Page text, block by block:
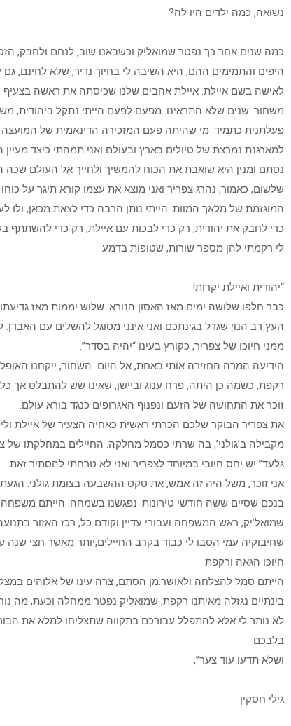
נשואה, כמה ילדים היו לה?
כמה שנים אחר כך נפטר שמואליק וכשבאנו שוב, לנחם ולחבק,
היפים והתמימים ההם, היא השיבה לי בחיוך נדיר, שלא לחינם, גם
לאישה בשם איילת. איילת אהבים שלנו שכיסתה את ראשה בצעיף
משחור. שנים שלא התראינו. מפעם לפעם הייתי נתקל ביהודית,
פעלתנית כתמיד. מי שהיתה פעם המזכירה הדינאמית של המועצה
למארגנת נמרצת של טיולים בארץ ובעולם ואני תמהתי כיצד מעיין
נסתם ומנין היא שואבת את הכוח להמשיך ולחייך אל העולם שכה
שלשום, כאמור, נהרג צפריר ואני מוצא את עצמו קורא תיגר על
המוגזמת של מלאך המוות. הייתי נותן הרבה כדי לצאת מכאן, ולו
כדי לחבק את יהודית, רק כדי לבכות עם איילת, רק כדי להשתתף
לי רקמתי להן מספר שורות, שטופות בדמע:
“יהודית ואיילת יקרות!
כבר חלפו שלושה ימים מאז האסון הנורא. שלוש יממות מאז
העץ רב הנוי שגדל בגינתכם ואני אינני מסוגל להשלים עם
ממני חיוכו של צפריר, כקורץ בעינו “יהיה בסדר”.
הידיעה המרה החזירה אותי באחת, אל היום השחור, ייקחנו
רקפת, כשמה כן היתה, פרח ענוג וביישן, שאינו שש להתבלט אך כל
זוכר את התחושה של הזעם ונפנוף האגרופים כנגד בורא עולם.
את צפריר הבוקר שלכם הכרתי ראשית כאחיה הצעיר של איילת
מקבילה ב’גולני’, בה שרתי כסמל מחלקה. החיילים במחלקתו של
גלעד” יש יחס חיובי במיוחד לצפריר ואני לא טרחתי להסתיר זאת.
אני זוכר, משל היה זה אמש, את טקס ההשבעה בצומת גולני.
בנכם שסיים ששה חודשי טירונות. נפגשנו בשמחה. הייתם
שמואל’יק, ראש המשפחה ועבורי עדיין וקודם כל, רכז האזור
שחיבוקיה עמי הסבו לי כבוד בקרב החיילים,יותר מאשר חצי
חיוכו הגאה ורקפת.
הייתם סמל להצלחה ולאושר.מן הסתם, צרה עינו של אלוהים
בינתיים נגזלה מאיתנו רקפת, שמואליק נפטר ממחלה וכעת, מה
לא נותר לי אלא להתפלל עבורכם בתקווה שתצליחו למלא את
בלבכם
ושלא תדעו עוד צער”,
גילי חסקין